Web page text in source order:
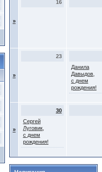
»
16
»
23
Данила
Давыдов,
с днем
рождения!
»
30
Сергей
Луговик,
с днем
рождения!